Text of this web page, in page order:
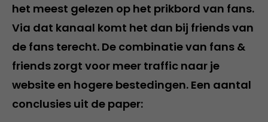
het meest gelezen op het prikbord van fans.
Via dat kanaal komt het dan bij friends van
de fans terecht. De combinatie van fans &
friends zorgt voor meer traffic naar je
website en hogere bestedingen. Een aantal
conclusies uit de paper: